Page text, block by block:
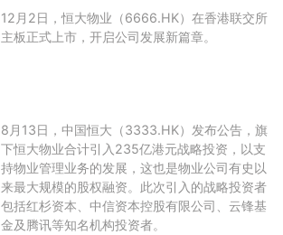
12月2日，恒大物业（6666.HK）在香港联交所
主板正式上市，开启公司发展新篇章。
8月13日，中国恒大（3333.HK）发布公告，旗
下恒大物业合计引入235亿港元战略投资，以支
持物业管理业务的发展，这也是物业公司有史以
来最大规模的股权融资。此次引入的战略投资者
包括红杉资本、中信资本控股有限公司、云锋基
金及腾讯等知名机构投资者。